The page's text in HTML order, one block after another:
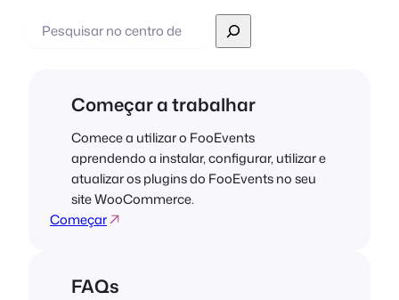
Pesquisar
Começar a trabalhar
Comece a utilizar o FooEvents
aprendendo a instalar, configurar, utilizar e
atualizar os plugins do FooEvents no seu
site WooCommerce.
Começar
FAQs